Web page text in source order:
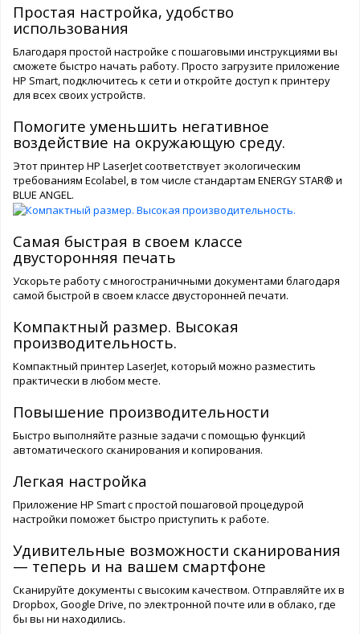
Простая настройка, удобство
использования
Благодаря простой настройке с пошаговыми инструкциями вы
сможете быстро начать работу. Просто загрузите приложение
HP Smart, подключитесь к сети и откройте доступ к принтеру
для всех своих устройств.
Помогите уменьшить негативное
воздействие на окружающую среду.
Этот принтер HP LaserJet соответствует экологическим
требованиям Ecolabel, в том числе стандартам ENERGY STAR® и
BLUE ANGEL.
Самая быстрая в своем классе
двусторонняя печать
Ускорьте работу с многостраничными документами благодаря
самой быстрой в своем классе двусторонней печати.
Компактный размер. Высокая
производительность.
Компактный принтер LaserJet, который можно разместить
практически в любом месте.
Повышение производительности
Быстро выполняйте разные задачи с помощью функций
автоматического сканирования и копирования.
Легкая настройка
Приложение HP Smart с простой пошаговой процедурой
настройки поможет быстро приступить к работе.
Удивительные возможности сканирования
— теперь и на вашем смартфоне
Сканируйте документы с высоким качеством. Отправляйте их в
Dropbox, Google Drive, по электронной почте или в облако, где
бы вы ни находились.